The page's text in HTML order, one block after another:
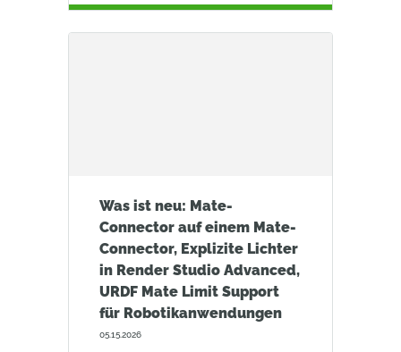
Was ist neu: Mate-
Connector auf einem Mate-
Connector, Explizite Lichter
in Render Studio Advanced,
URDF Mate Limit Support
für Robotikanwendungen
05.15.2026